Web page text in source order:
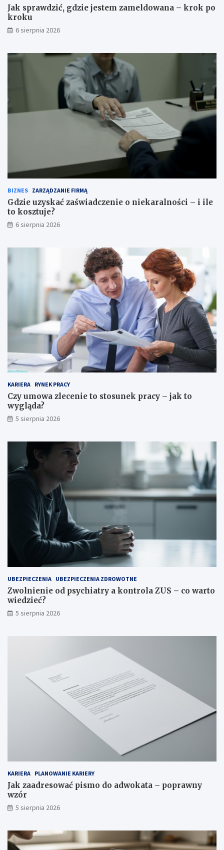
Jak sprawdzić, gdzie jestem zameldowana – krok po
kroku
6 sierpnia 2026
BIZNES ZARZĄDZANIE FIRMĄ
Gdzie uzyskać zaświadczenie o niekaralności – i ile
to kosztuje?
6 sierpnia 2026
KARIERA RYNEK PRACY
Czy umowa zlecenie to stosunek pracy – jak to
wygląda?
5 sierpnia 2026
UBEZPIECZENIA UBEZPIECZENIA ZDROWOTNE
Zwolnienie od psychiatry a kontrola ZUS – co warto
wiedzieć?
5 sierpnia 2026
KARIERA PLANOWANIE KARIERY
Jak zaadresować pismo do adwokata – poprawny
wzór
5 sierpnia 2026